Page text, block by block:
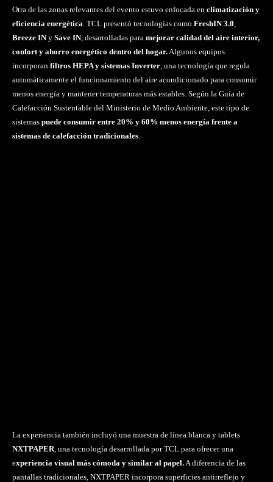
Otra de las zonas relevantes del evento estuvo enfocada en climatización y
eficiencia energética . TCL presentó tecnologías como FreshIN 3.0
Breeze INy Save IN, desarrolladas para mejorar calidad del aire interior,
confort y ahorro energético dentro del hogar. Algunos equipos
incorporan filtros HEPA y sistemas Inverter , una tecnología que regula
automáticamente el funcionamiento del aire acondicionado para consumir
menos energía y mantener temperaturas más estables. Según la Guía de
Calefacción Sustentable del Ministerio de Medio Ambiente, este tipo de
sistemas puede consumir entre 20% y 60% menos energía frente a
sistemas de calefacción tradicionales
La experiencia también incluyó una muestra de línea blanca y tablets
NXTPAPER , una tecnología desarrollada por TCL para ofrecer una
experiencia visual más cómoda y similar al papel. A diferencia de las
pantallas tradicionales, NXTPAPER incorpora superficies antirreflejo y